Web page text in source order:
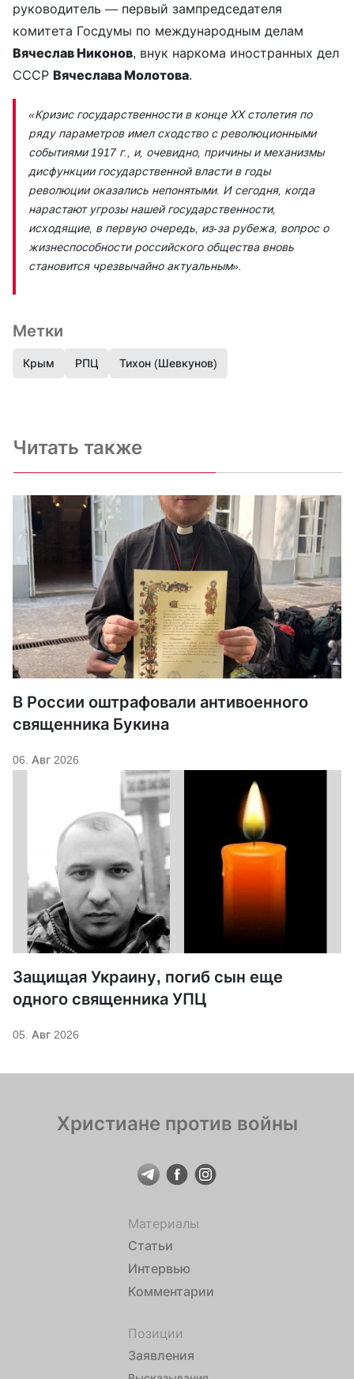
руководитель — первый зампредседателя
комитета Госдумы по международным делам
Вячеслав Никонов, внук наркома иностранных дел
СССР Вячеслава Молотова.
«Кризис государственности в конце ХХ столетия по
ряду параметров имел сходство с революционными
событиями 1917 г., и, очевидно, причины и механизмы
дисфункции государственной власти в годы
революции оказались непонятыми. И сегодня, когда
нарастают угрозы нашей государственности,
исходящие, в первую очередь, из-за рубежа, вопрос о
жизнеспособности российского общества вновь
становится чрезвычайно актуальным».
Метки
Крым РПЦ Тихон (Шевкунов)
Читать также
В России оштрафовали антивоенного
священника Букина
06. Авг 2026
Защищая Украину, погиб сын еще
одного священника УПЦ
05. Авг 2026
Христиане против войны
Материалы
Статьи
Интервью
Комментарии
Позиции
Заявления